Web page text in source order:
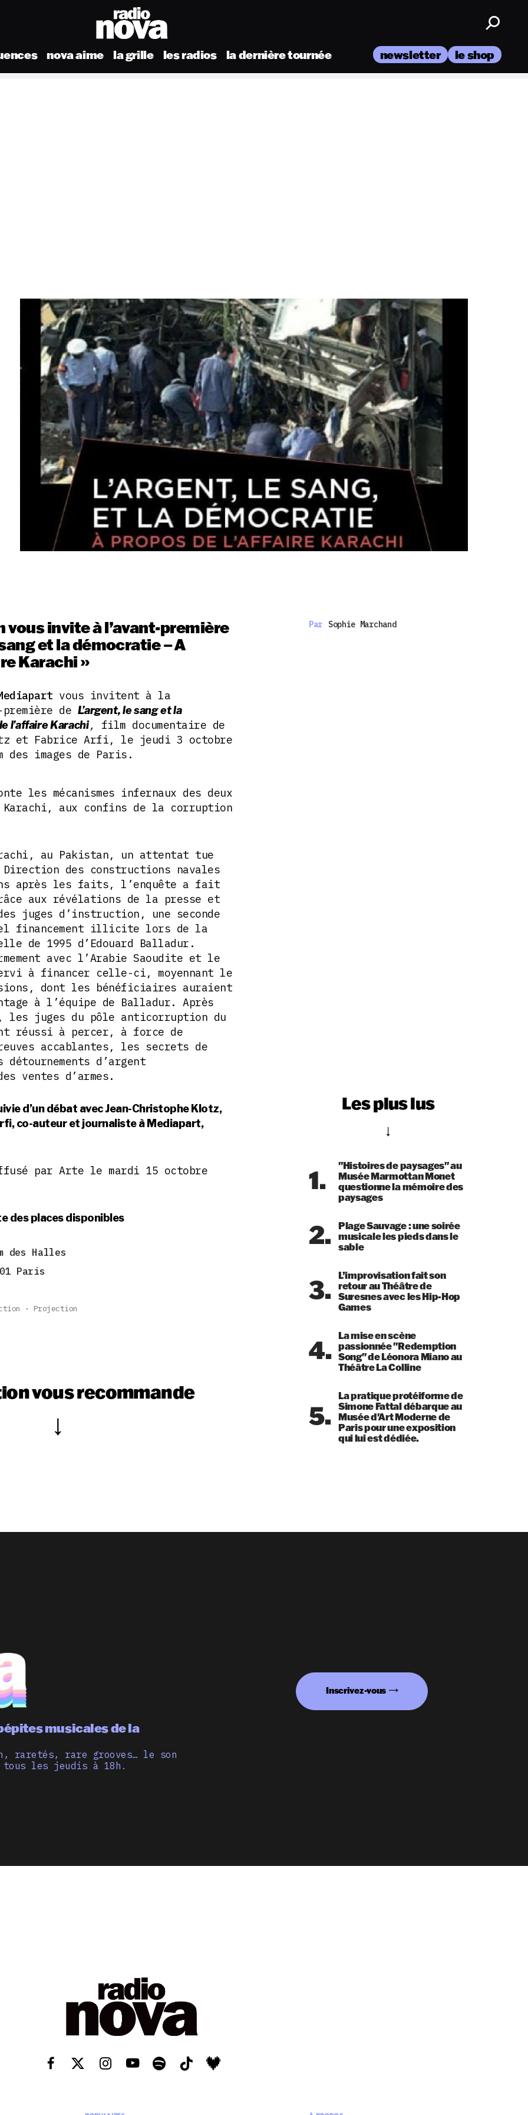
nova aime la grille les radios la dernière tournée newsletter le shop
vous invite à l’avant-première
et la démocratie – A
Karachi »
vous invitent à la
de L’argent, le sang et la
l’affaire Karachi,
film documentaire de
et Fabrice Arfi, le jeudi 3 octobre
des images de Paris.
les mécanismes infernaux des deux
aux confins de la corruption
au Pakistan, un attentat tue
Direction des constructions navales
après les faits, l’enquête a fait
aux révélations de la presse et
juges d’instruction, une seconde
financement illicite lors de la
de 1995 d’Edouard Balladur.
avec l’Arabie Saoudite et le
à financer celle-ci, moyennant le
dont les bénéficiaires auraient
à l’équipe de Balladur. Après
les juges du pôle anticorruption du
réussi à percer, à force de
accablantes, les secrets de
d’argent
ventes d’armes.
d’un débat avec Jean-Christophe Klotz,
co-auteur et journaliste à Mediapart,
par Arte le mardi 15 octobre
des places disponibles
des Halles
Paris
Projection
vous recommande
Par Sophie Marchand
Les plus lus
1.
"Histoires de paysages" au
Musée Marmottan Monet
questionne la mémoire des
paysages
2. Plage Sauvage : une soirée
musicale les pieds dans le
sable
3. L’improvisation fait son
retour au Théâtre de
Suresnes avec les Hip-Hop
Games
4. La mise en scène
passionnée "Redemption
Song" de Léonora Miano au
Théâtre La Colline
5.
La pratique protéiforme de
Simone Fattal débarque au
Musée d'Art Moderne de
Paris pour une exposition
qui lui est dédiée.
musicales de la
raretés, rare grooves… le son
tous les jeudis à 18h.
Inscrivez-vous